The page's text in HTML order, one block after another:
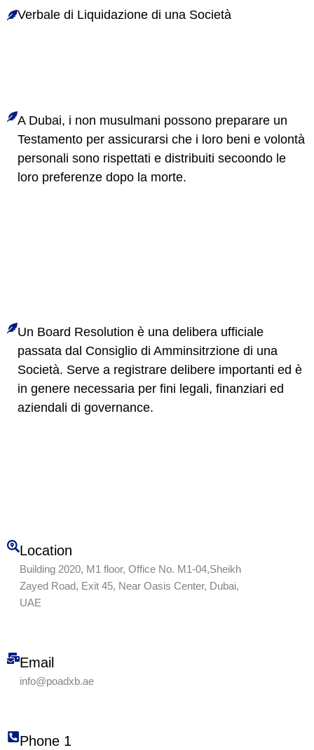
Verbale di Liquidazione di una Società
A Dubai, i non musulmani possono preparare un
Testamento per assicurarsi che i loro beni e volontà
personali sono rispettati e distribuiti secoondo le
loro preferenze dopo la morte.
Un Board Resolution è una delibera ufficiale
passata dal Consiglio di Amminsitrzione di una
Società. Serve a registrare delibere importanti ed è
in genere necessaria per fini legali, finanziari ed
aziendali di governance.
Location
Building 2020, M1 floor, Office No. M1-04,Sheikh
Zayed Road, Exit 45, Near Oasis Center, Dubai,
UAE
Email
info@poadxb.ae
Phone 1